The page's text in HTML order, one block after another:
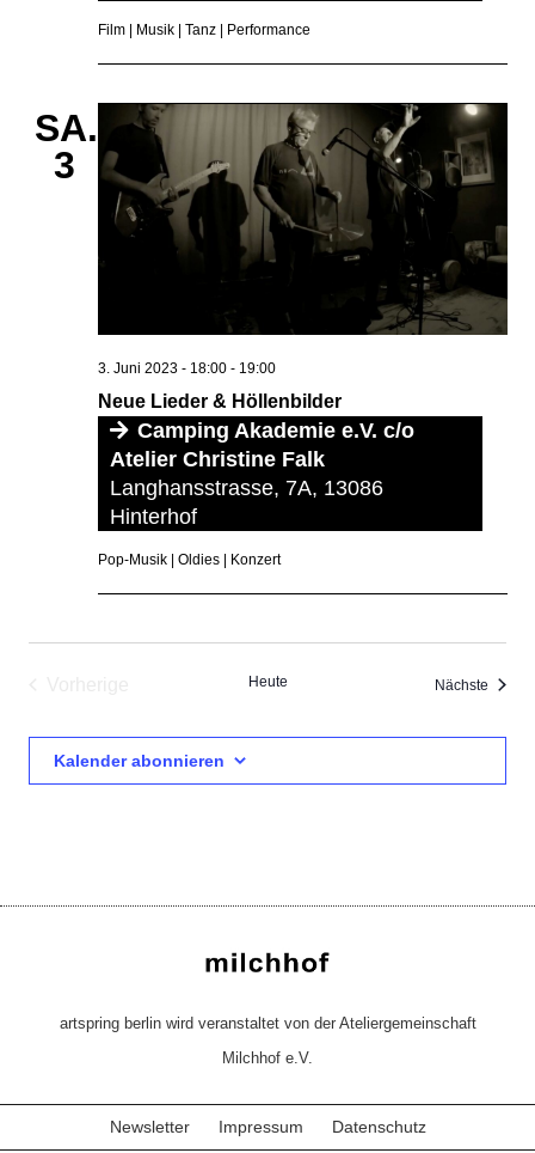
Film | Musik | Tanz | Performance
SA.
3
Neue Lieder & Höllenbilder
3. Juni 2023 - 18:00 - 19:00
Camping Akademie e.V. c/o
Atelier Christine Falk
Langhansstrasse, 7A, 13086
Hinterhof
Pop-Musik | Oldies | Konzert
Heute Nächste
Kalender abonnieren
artspring berlin wird veranstaltet von der Ateliergemeinschaft
Milchhof e.V.
Newsletter Impressum Datenschutz